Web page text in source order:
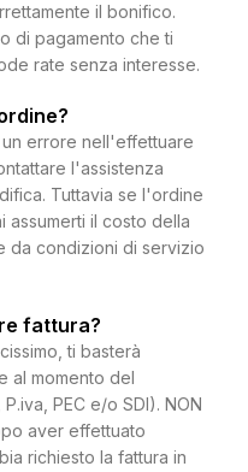
il bonifico.
di pagamento che ti
rate senza interesse.
errore nell'effettuare
l'assistenza
Tuttavia se l'ordine
il costo della
da condizioni di servizio
fattura?
ti basterà
al momento del
PEC e/o SDI). NON
aver effettuato
richiesto la fattura in